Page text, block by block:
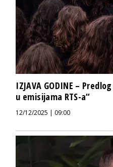
IZJAVA GODINE –
u emisijama RTS-a“
12/12/2025 | 09:00